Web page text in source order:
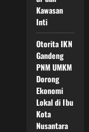
Kawasan
Inti
Otorita IKN
Gandeng
PNM UMKM
Dorong
Ekonomi
Lokal di Ibu
Kota
Nusantara